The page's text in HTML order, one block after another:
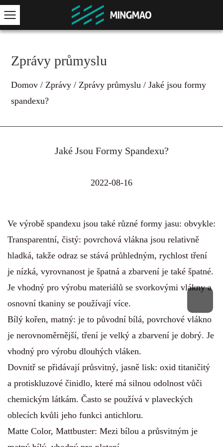
Zprávy průmyslu
Domov /Zprávy /Zprávy průmyslu /Jaké jsou formy
spandexu?
Jaké Jsou Formy Spandexu?
2022-08-16
Ve výrobě spandexu jsou také různé formy jasu: obvykle:
Transparentní, čistý: povrchová vlákna jsou relativně
hladká, takže odraz se stává průhledným, rychlost tření
je nízká, vyrovnanost je špatná a zbarvení je také špatné.
Je vhodný pro výrobu materiálů se svorkovými vlákny a
osnovní tkaniny se používají více.
Bílý kořen, matný: je to původní bílá, povrchové vlákno
je nerovnoměrnější, tření je velký a zbarvení je dobrý. Je
vhodný pro výrobu dlouhých vláken.
Dovnitř se přidávají průsvitný, jasně lisk: oxid titaničitý
a protiskluzové činidlo, které má silnou odolnost vůči
chemickým látkám. Často se používá v plaveckých
oblecích kvůli jeho funkci antichloru.
Matte Color, Mattbuster: Mezi bílou a průsvitným je